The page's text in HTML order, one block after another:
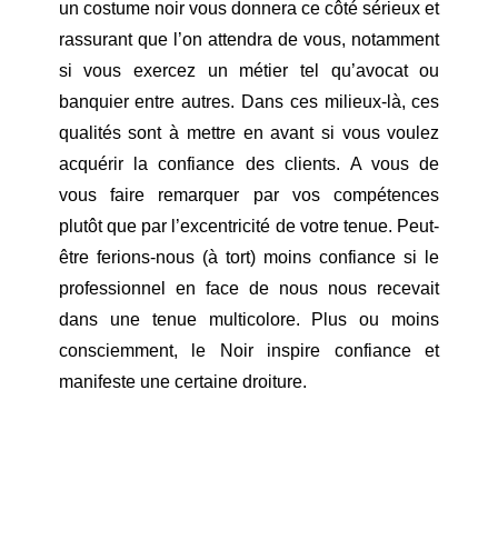
un costume noir vous donnera ce côté sérieux et
rassurant que l’on attendra de vous, notamment
si vous exercez un métier tel qu’avocat ou
banquier entre autres. Dans ces milieux-là, ces
qualités sont à mettre en avant si vous voulez
acquérir la confiance des clients. A vous de
vous faire remarquer par vos compétences
plutôt que par l’excentricité de votre tenue. Peut-
être ferions-nous (à tort) moins confiance si le
professionnel en face de nous nous recevait
dans une tenue multicolore. Plus ou moins
consciemment, le Noir inspire confiance et
manifeste une certaine droiture.